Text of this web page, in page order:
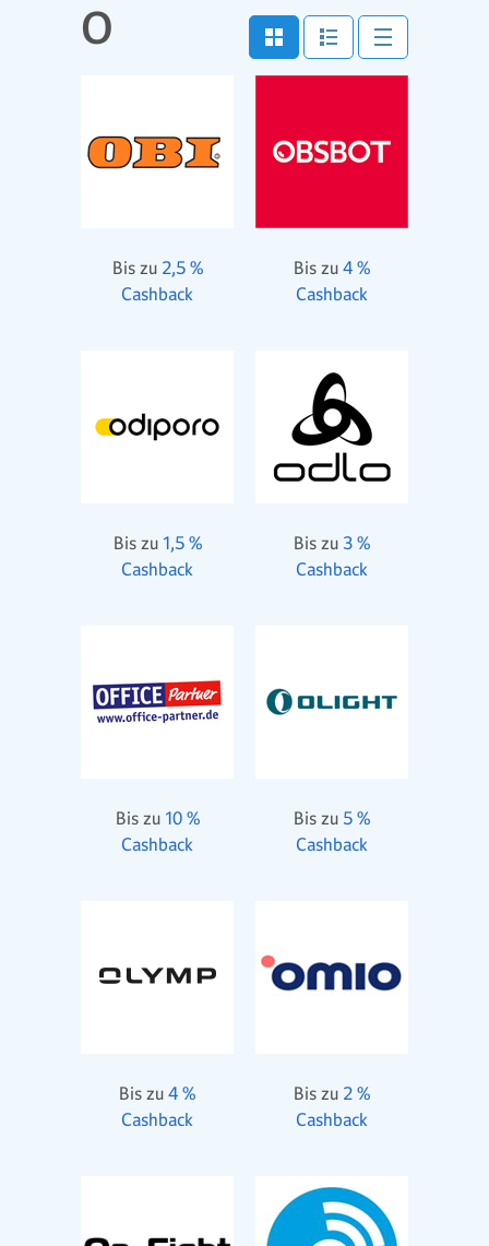
O
Bis zu 2,5 %
Cashback
Bis zu 4 %
Cashback
Bis zu 1,5 %
Cashback
Bis zu 3 %
Cashback
Bis zu 10 %
Cashback
Bis zu 5 %
Cashback
Bis zu 4 %
Cashback
Bis zu 2 %
Cashback